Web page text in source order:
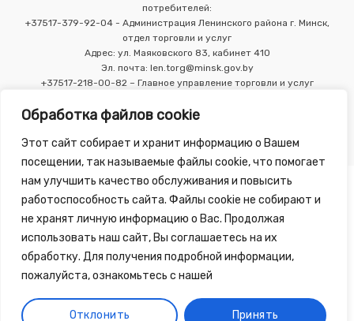
Обработка файлов cookie
Этот сайт собирает и хранит информацию о Вашем
посещении, так называемые файлы cookie, что помогает
нам улучшить качество обслуживания и повысить
работоспособность сайта. Файлы cookie не собирают и
не хранят личную информацию о Вас. Продолжая
использовать наш сайт, Вы соглашаетесь на их
обработку. Для получения подробной информации,
пожалуйста, ознакомьтесь с нашей
Отклонить Принять
потребителей:
+37517-379-92-04 - Администрация Ленинского района г. Минск,
отдел торговли и услуг
Адрес: ул. Маяковского 83, кабинет 410
Эл. почта: len.torg@minsk.gov.by
+37517-218-00-82 – Главное управление торговли и услуг
Copyright 2010 - 2026 ©Зелёная Аптека, разработка сайта
-Tirex Media
Обработка персональных данных